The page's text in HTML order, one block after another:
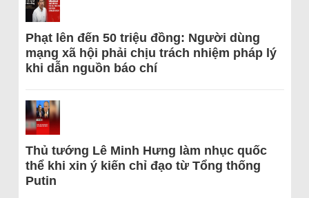
Phạt lên đến 50 triệu đồng: Người dùng
mạng xã hội phải chịu trách nhiệm pháp lý
khi dẫn nguồn báo chí
Thủ tướng Lê Minh Hưng làm nhục quốc
thể khi xin ý kiến chỉ đạo từ Tổng thống
Putin